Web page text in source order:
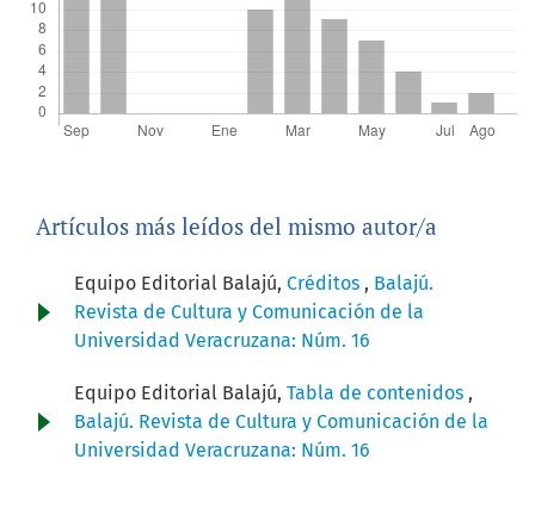
Artículos más leídos del mismo autor/a
Equipo Editorial Balajú, Créditos , Balajú.
Revista de Cultura y Comunicación de la
Universidad Veracruzana: Núm. 16
Equipo Editorial Balajú, Tabla de contenidos ,
Balajú. Revista de Cultura y Comunicación de la
Universidad Veracruzana: Núm. 16